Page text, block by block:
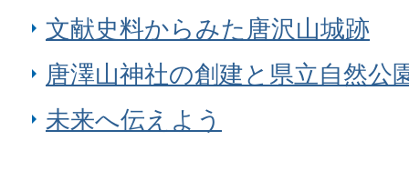
文献史料からみた唐沢山城跡
唐澤山神社の創建と県立自然公
未来へ伝えよう